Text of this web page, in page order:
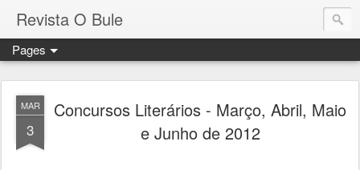
Revista O Bule
Pages
MAR
3
Concursos Literários - Março, Abril, Maio
e Junho de 2012